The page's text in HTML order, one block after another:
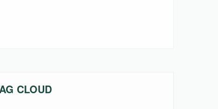
CLOUD